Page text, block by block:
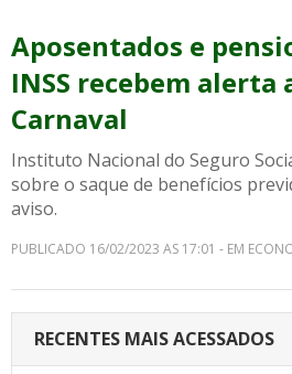
Aposentados e
INSS recebem alerta
Carnaval
Instituto Nacional do Seguro
sobre o saque de benefícios
aviso.
PUBLICADO 16/02/2023 AS 17:01 - EM
RECENTES MAIS ACESSADOS